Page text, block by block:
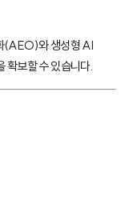
(AEO)와 생성형 AI
확보할 수 있습니다.